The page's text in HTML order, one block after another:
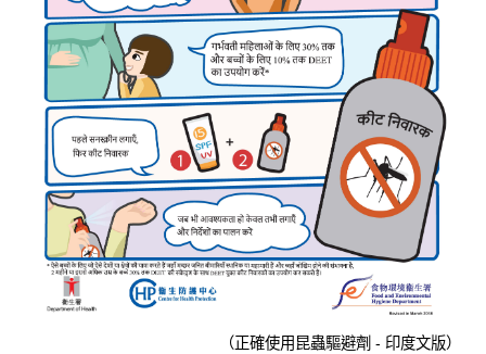
（正確使用昆蟲驅避劑 - 印度文版）